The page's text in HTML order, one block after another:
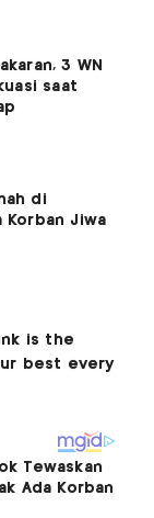
3 WN
saat
di
Korban Jiwa
Tewaskan
Ada Korban